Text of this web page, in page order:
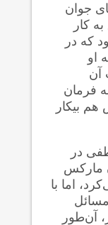
جوان
کار
که در
او
آن
فرمان
هم بیکار
در
مارکس
اما با
آن‌طور